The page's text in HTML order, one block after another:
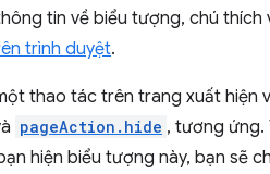
tin về biểu tượng, chú
trình duyệt.
thao tác trên trang xuất hiện
pageAction.hide , tương ứng.
hiện biểu tượng này, bạn sẽ